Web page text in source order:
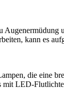
kann es
die eine
mit LED-